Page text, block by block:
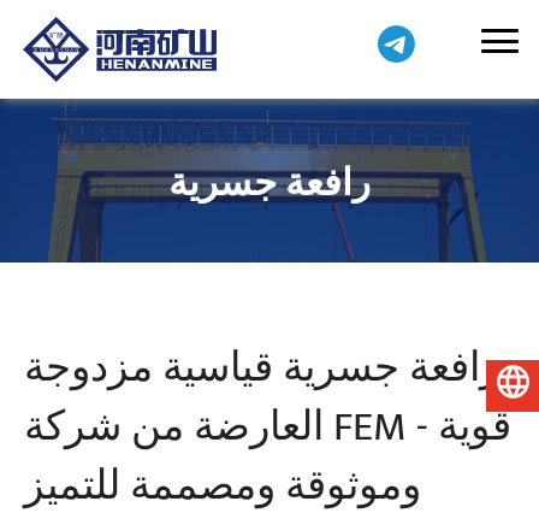
رافعة جسرية
رافعة جسرية قياسية مزدوجة
العارضة من شركة FEM - قوية
وموثوقة ومصممة للتميز
العربية